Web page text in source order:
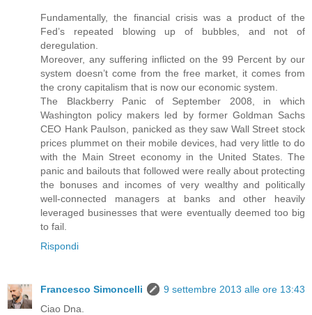
Fundamentally, the financial crisis was a product of the
Fed’s repeated blowing up of bubbles, and not of
deregulation.
Moreover, any suffering inflicted on the 99 Percent by our
system doesn’t come from the free market, it comes from
the crony capitalism that is now our economic system.
The Blackberry Panic of September 2008, in which
Washington policy makers led by former Goldman Sachs
CEO Hank Paulson, panicked as they saw Wall Street stock
prices plummet on their mobile devices, had very little to do
with the Main Street economy in the United States. The
panic and bailouts that followed were really about protecting
the bonuses and incomes of very wealthy and politically
well-connected managers at banks and other heavily
leveraged businesses that were eventually deemed too big
to fail.
Rispondi
Francesco Simoncelli
9 settembre 2013 alle ore 13:43
Ciao Dna.